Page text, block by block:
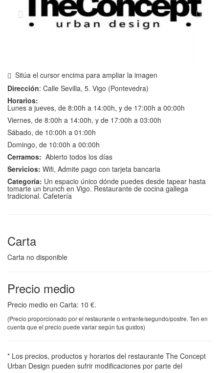
Sitúa el cursor encima para ampliar la imagen
Dirección: Calle Sevilla, 5. Vigo (Pontevedra)
Horarios:
Lunes a jueves, de 8:00h a 14:00h, y de 17:00h a 00:00h
Viernes, de 8:00h a 14:00h, y de 17:00h a 03:00h
Sábado, de 10:00h a 01:00h
Domingo, de 10:00h a 00:00h
Cerramos: Abierto todos los días
Servicios: Wifi, Admite pago con tarjeta bancaria
Categoría: Un espacio único dónde puedes desde tapear hasta
tomarte un brunch en Vigo. Restaurante de cocina gallega
tradicional. Cafetería
Carta
Carta no disponible
Precio medio
Precio medio en Carta: 10 €.
(Precio proporcionado por el restaurante o entrante/segundo/postre. Ten en
cuenta que el precio puede variar según tus gustos)
* Los precios, productos y horarios del restaurante The Concept
Urban Design pueden sufrir modificaciones por parte del